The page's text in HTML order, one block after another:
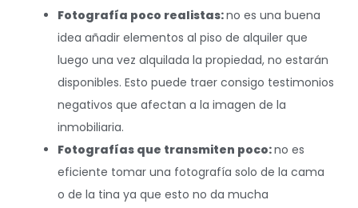
Fotografía poco realistas:no es una buena
idea añadir elementos al piso de alquiler que
luego una vez alquilada la propiedad, no estarán
disponibles. Esto puede traer consigo testimonios
negativos que afectan a la imagen de la
inmobiliaria.
Fotografías que transmiten poco:no es
eficiente tomar una fotografía solo de la cama
o de la tina ya que esto no da mucha